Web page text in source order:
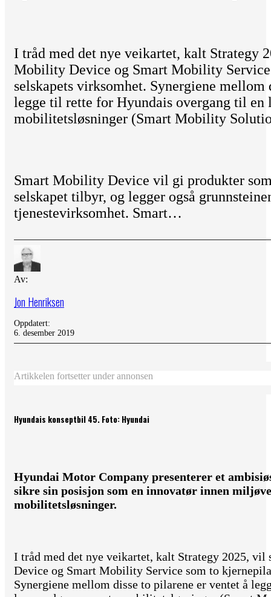
I tråd med det nye veikartet, kalt Strategy
Mobility Device og Smart Mobility
selskapets virksomhet. Synergiene mellom
legge til rette for Hyundais overgang til en
mobilitetsløsninger (Smart Mobility
Smart Mobility Device vil gi produkter
selskapet tilbyr, og legger også
tjenestevirksomhet. Smart…
Av:
Jon Henriksen
Oppdatert:
6. desember 2019
Artikkelen fortsetter under annonsen
Hyundais konseptbil 45. Foto: Hyundai
Hyundai Motor Company presenterer et
sikre sin posisjon som en innovatør innen
mobilitetsløsninger.
I tråd med det nye veikartet, kalt Strategy 2025,
Device og Smart Mobility Service som to
Synergiene mellom disse to pilarene er ventet å